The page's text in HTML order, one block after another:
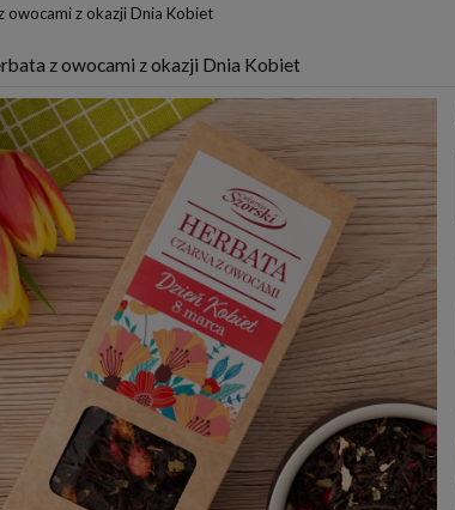
owocami z okazji Dnia Kobiet
z owocami z okazji Dnia Kobiet